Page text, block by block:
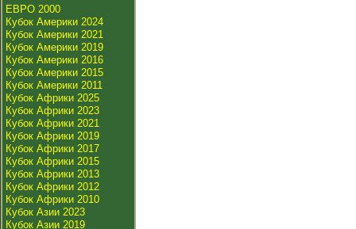
ЕВРО 2000
Кубок Америки 2024
Кубок Америки 2021
Кубок Америки 2019
Кубок Америки 2016
Кубок Америки 2015
Кубок Америки 2011
Кубок Африки 2025
Кубок Африки 2023
Кубок Африки 2021
Кубок Африки 2019
Кубок Африки 2017
Кубок Африки 2015
Кубок Африки 2013
Кубок Африки 2012
Кубок Африки 2010
Кубок Азии 2023
Кубок Азии 2019